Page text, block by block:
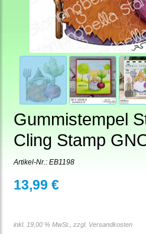
Gummistempel
Cling Stamp
Artikel-Nr.: EB1198
13,99 €
inkl. 19,00 % MwSt., zzgl. Versandkosten